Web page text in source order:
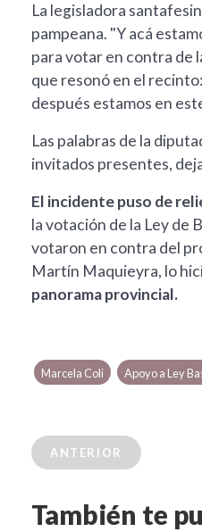
La legisladora
pampeana. "Y acá
para votar en contra de
que resonó en el
después estamos en
Las palabras de la
invitados presentes,
El incidente puso de
la votación de la Ley de
votaron en contra del
Martín Maquieyra, lo
panorama provincial.
Marcela Coli Apoyo a Ley
ANTERIOR
También te